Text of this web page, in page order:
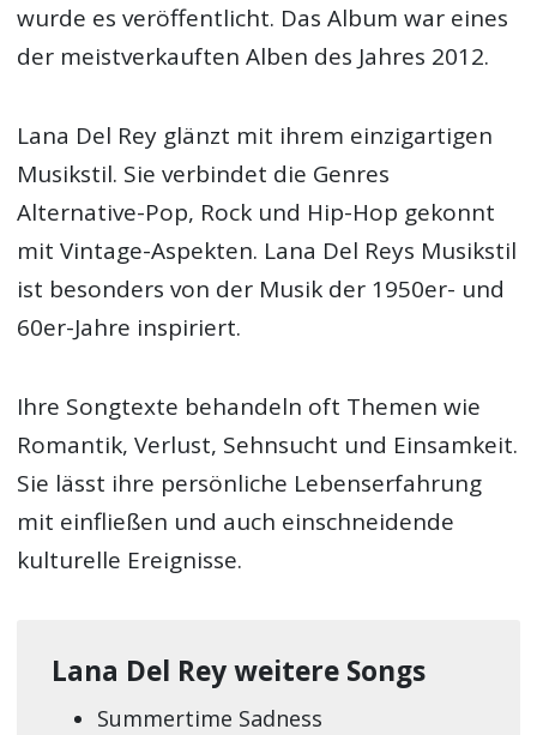
wurde es veröffentlicht. Das Album war eines
der meistverkauften Alben des Jahres 2012.
Lana Del Rey glänzt mit ihrem einzigartigen
Musikstil. Sie verbindet die Genres
Alternative-Pop, Rock und Hip-Hop gekonnt
mit Vintage-Aspekten. Lana Del Reys Musikstil
ist besonders von der Musik der 1950er- und
60er-Jahre inspiriert.
Ihre Songtexte behandeln oft Themen wie
Romantik, Verlust, Sehnsucht und Einsamkeit.
Sie lässt ihre persönliche Lebenserfahrung
mit einfließen und auch einschneidende
kulturelle Ereignisse.
Lana Del Rey weitere Songs
Summertime Sadness